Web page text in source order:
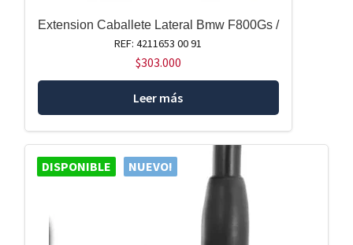
Extension Caballete Lateral Bmw F800Gs /
REF: 4211653 00 91
$303.000
Leer más
DISPONIBLE NUEVO!